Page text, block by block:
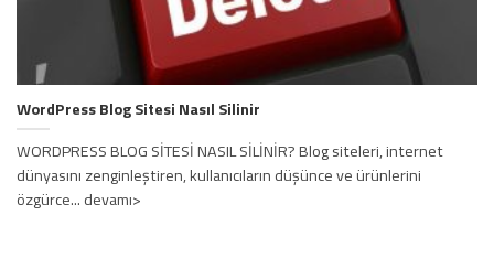
WordPress Blog Sitesi Nasıl Silinir
WORDPRESS BLOG SİTESİ NASIL SİLİNİR? Blog siteleri, internet
dünyasını zenginleştiren, kullanıcıların düşünce ve ürünlerini
özgürce... devamı>